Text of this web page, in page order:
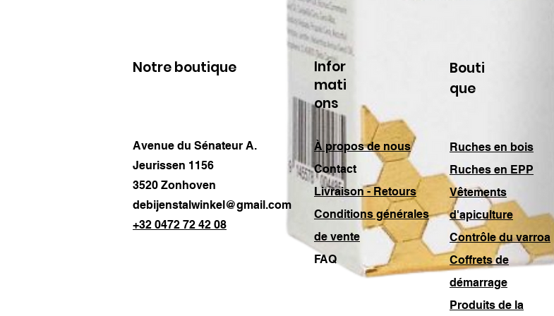
Notre boutique
Avenue du Sénateur A.
Jeurissen 1156
3520 Zonhoven
debijenstalwinkel@gmail.com
+32 0472 72 42 08
Infor
mati
ons
À propos de nous
Contact
Livraison - Retours
Conditions générales
de vente
FAQ
Bouti
que
Ruches en bois
Ruches en EPP
Vêtements
d'apiculture
Contrôle du varroa
Coffrets de
démarrage
Produits de la